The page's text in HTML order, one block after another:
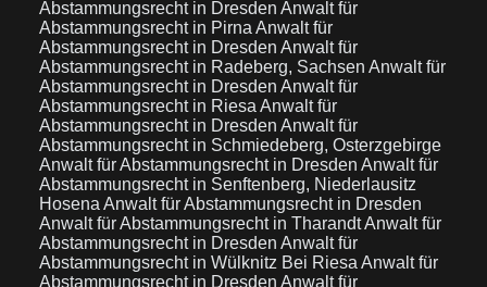
Abstammungsrecht in Dresden Anwalt für
Abstammungsrecht in Pirna Anwalt für
Abstammungsrecht in Dresden Anwalt für
Abstammungsrecht in Radeberg, Sachsen Anwalt für
Abstammungsrecht in Dresden Anwalt für
Abstammungsrecht in Riesa Anwalt für
Abstammungsrecht in Dresden Anwalt für
Abstammungsrecht in Schmiedeberg, Osterzgebirge
Anwalt für Abstammungsrecht in Dresden Anwalt für
Abstammungsrecht in Senftenberg, Niederlausitz
Hosena Anwalt für Abstammungsrecht in Dresden
Anwalt für Abstammungsrecht in TharandtAnwalt für
Abstammungsrecht in Dresden Anwalt für
Abstammungsrecht in Wülknitz Bei Riesa Anwalt für
Abstammungsrecht in Dresden Anwalt für